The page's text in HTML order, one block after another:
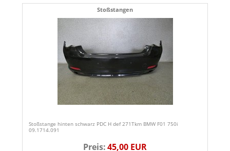
Stoßstangen
Stoßstange hinten schwarz PDC H def 271Tkm BMW F01 750i
09.1714.091
Preis:45,00 EUR